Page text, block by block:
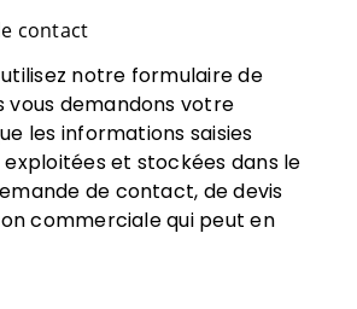
contact
utilisez notre formulaire de
vous demandons votre
les informations saisies
et stockées dans le
de contact, de devis
commerciale qui peut en